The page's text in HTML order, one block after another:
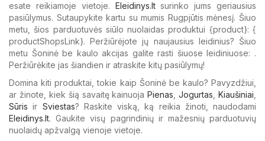
esate reikiamoje vietoje. Eleidinys.ltsurinko jums geriausius
pasiūlymus. Sutaupykite kartu su mumis Rugpjūtis mėnesį. Šiuo
metu, šios parduotuvės siūlo nuolaidas produktui {​product}: {​
productShopsLink}. Peržiūrėjote jų naujausius leidinius? Šiuo
metu Šoninė be kaulo akcijas galite rasti šiuose leidiniuose: .
Peržiūrėkite jas šiandien ir atraskite kitų pasiūlymų!
Domina kiti produktai, tokie kaip Šoninė be kaulo? Pavyzdžiui,
ar žinote, kiek šią savaitę kainuojaPienas ,Jogurtas Kiaušiniai
Sūris ir Sviestas? Raskite viską, ką reikia žinoti, naudodami
Eleidinys.lt. Gaukite visų pagrindinių ir mažesnių parduotuvių
nuolaidų apžvalgą vienoje vietoje.